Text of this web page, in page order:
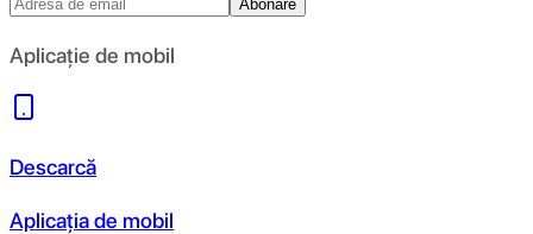
Abonare
Aplicație de mobil
Descarcă
Aplicația de mobil